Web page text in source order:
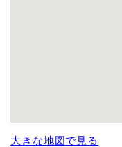
大きな地図で見る